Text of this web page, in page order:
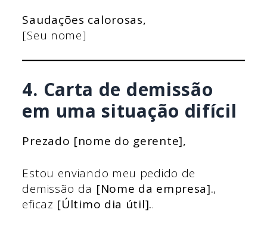
Saudações calorosas,
[Seu nome]
4. Carta de demissão
em uma situação difícil
Prezado [nome do gerente],
Estou enviando meu pedido de
demissão da [Nome da empresa].,
eficaz [Último dia útil]..